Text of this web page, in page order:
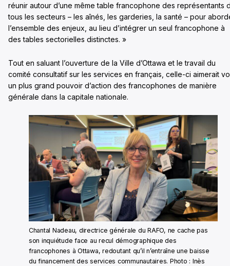
réunir autour d’une même table francophone des représentants
tous les secteurs – les aînés, les garderies, la santé – pour
l’ensemble des enjeux, au lieu d’intégrer un seul francophone à
des tables sectorielles distinctes. »
Tout en saluant l’ouverture de la Ville d’Ottawa et le travail du
comité consultatif sur les services en français, celle-ci aimerait
un plus grand pouvoir d’action des francophones de manière
générale dans la capitale nationale.
Chantal Nadeau, directrice générale du RAFO, ne cache pas
son inquiétude face au recul démographique des
francophones à Ottawa, redoutant qu’il n’entraîne une baisse
du financement des services communautaires. Photo : Inès